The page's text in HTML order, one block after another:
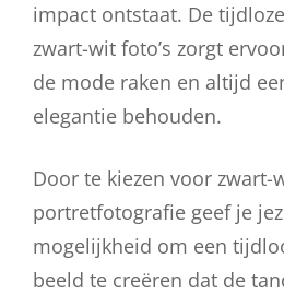
impact ontstaat. De
zwart-wit foto’s zorgt
de mode raken en altijd
elegantie behouden.
Door te kiezen voor zwart-
portretfotografie geef je
mogelijkheid om een
beeld te creëren dat de